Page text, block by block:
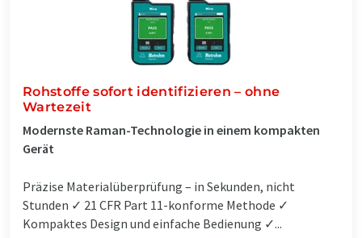
Rohstoffe sofort identifizieren – ohne
Wartezeit
Modernste Raman-Technologie in einem kompakten
Gerät
Präzise Materialüberprüfung – in Sekunden, nicht
Stunden ✓ 21 CFR Part 11-konforme Methode ✓
Kompaktes Design und einfache Bedienung ✓...